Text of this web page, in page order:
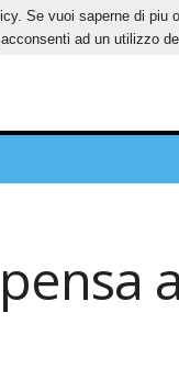
Se vuoi saperne di
ad un utilizzo